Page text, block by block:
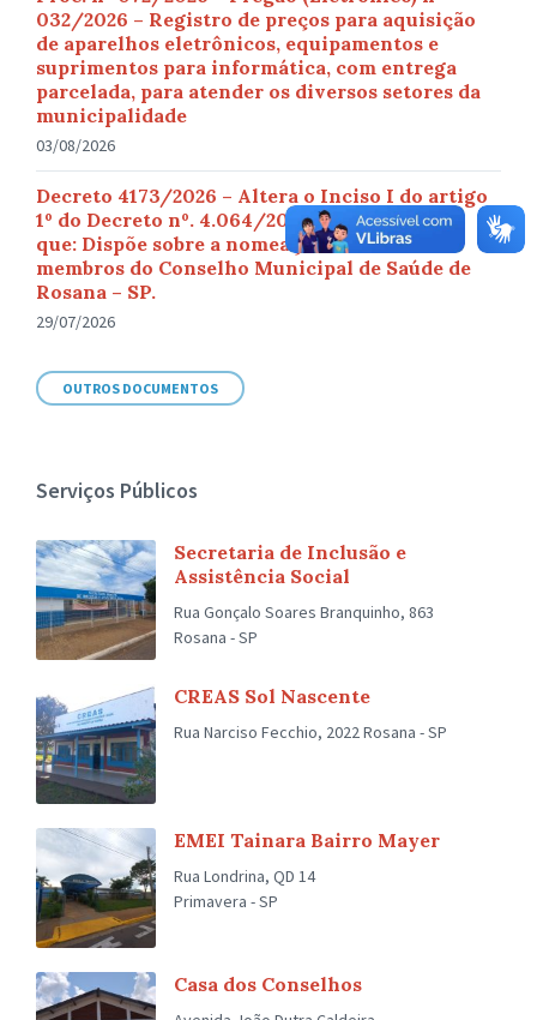
032/2026 – Registro de preços para aquisição
de aparelhos eletrônicos, equipamentos e
suprimentos para informática, com entrega
parcelada, para atender os diversos setores da
municipalidade
03/08/2026
Decreto 4173/2026 – Altera o Inciso I do artigo
1º do Decreto nº. 4.064/2025, de 08/12/2025
que: Dispõe sobre a nomeação dos novos
membros do Conselho Municipal de Saúde de
Rosana – SP.
29/07/2026
OUTROS DOCUMENTOS
Serviços Públicos
Secretaria de Inclusão e
Assistência Social
Rua Gonçalo Soares Branquinho, 863
Rosana - SP
CREAS Sol Nascente
Rua Narciso Fecchio, 2022 Rosana - SP
EMEI Tainara Bairro Mayer
Rua Londrina, QD 14
Primavera - SP
Casa dos Conselhos